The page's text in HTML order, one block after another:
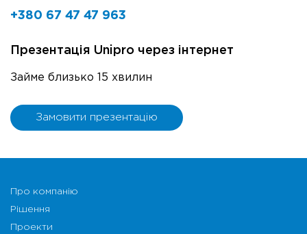
+380 67 47 47 963
Презентація Unipro через інтернет
Займе близько 15 хвилин
Замовити презентацію
Про компанію
Рішення
Проекти